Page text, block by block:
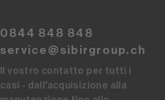
0844 848 848
service@sibirgroup.ch
Il vostro contatto per tutti i
casi - dall'acquisizione alla